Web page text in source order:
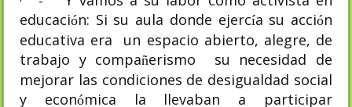
educación: Si su aula donde ejercía su acción
educativa era
un espacio abierto, alegre, de
trabajo y compañerismo
su necesidad de
mejorar las condiciones de desigualdad social
y económica la llevaban a participar